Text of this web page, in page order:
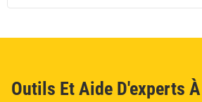
Outils Et Aide D'experts